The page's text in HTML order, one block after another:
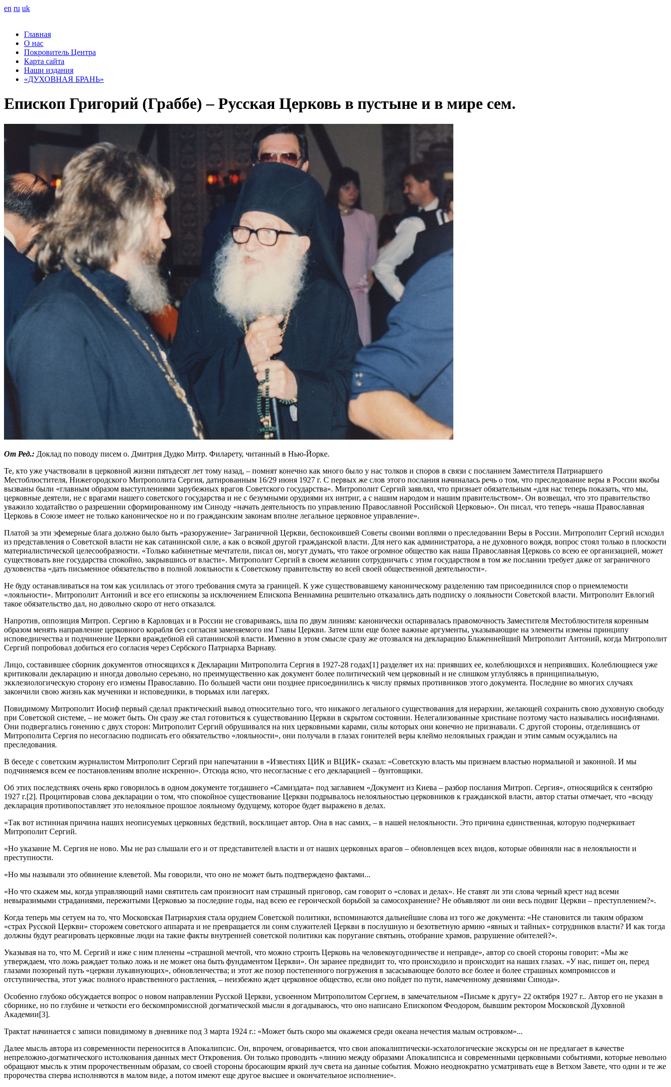
en ru uk
Главная
О нас
Покровитель Центра
Карта сайта
Наши издания
«ДУХОВНАЯ БРАНЬ»
Епископ Григорий (Граббе) – Русская Церковь в пустыне и в мире сем.
От Ред.: Доклад по поводу писем о. Дмитрия Дудко Митp. Филарету, читанный в Нью-Йорке.
Те, кто уже участвовали в церковной жизни пятьдесят лет тому назад, – помнят конечно как много было у нас толков и споров в связи с посланием Заместителя Патриаршего
Местоблюстителя, Нижегородского Митрополита Сергия, датированным 16/29 июня 1927 г. С первых же слов этого послания начиналась речь о том, что преследование веры в России якобы
вызваны были «главным образом выступлениями зарубежных врагов Советского государства». Митрополит Сергий заявлял, что признает обязательным «для нас теперь показать, что мы,
церковные деятели, не с врагами нашего советского государства и не с безумными орудиями их интриг, а с нашим народом и нашим правительством». Он возвещал, что это правительство
уважило ходатайство о разрешении сформированному им Синоду «начать деятельность по управлению Православной Российской Церковью». Он писал, что теперь «наша Православная
Церковь в Союзе имеет не только каноническое но и по гражданским законам вполне легальное церковное управление».
Платой за эти эфемерные блага должно было быть «разоружение» Заграничной Церкви, беспокоившей Советы своими воплями о преследовании Веры в России. Митрополит Сергий исходил
из представления о Советской власти не как сатанинской силе, а как о всякой другой гражданской власти. Для него как администратора, а не духовного вождя, вопрос стоял только в плоскости
материалистической целесообразности. «Только кабинетные мечтатели, писал он, могут думать, что такое огромное общество как наша Православная Церковь со всею ее организацией, может
существовать вне государства спокойно, закрывшись от власти». Митрополит Сергий в своем желании сотрудничать с этим государством в том же послании требует даже от заграничного
духовенства «дать письменное обязательство в полной лояльности к Советскому правительству во всей своей общественной деятельности».
Не буду останавливаться на том как усилилась от этого требования смута за границей. К уже существовавшему каноническому разделению там присоединился спор о приемлемости
«лояльности». Митрополит Антоний и все его епископы за исключением Епископа Вениамина решительно отказались дать подписку о лояльности Советской власти. Митрополит Евлогий
такое обязательство дал, но довольно скоро от него отказался.
Напротив, оппозиция Митроп. Сергию в Карловцах и в России не сговариваясь, шла по двум линиям: канонически оспаривалась правомочность Заместителя Местоблюстителя коренным
образом менять направление церковного корабля без согласия заменяемого им Главы Церкви. Затем шли еще более важные аргументы, указывающие на элементы измены принципу
исповедничества и подчинение Церкви враждебной ей сатанинской власти. Именно в этом смысле сразу же отозвался на декларацию Блаженнейший Митрополит Антоний, когда Митрополит
Сергий попробовал добиться его согласия через Сербского Патриарха Варнаву.
Лицо, составившее сборник документов относящихся к Декларации Митрополита Сергия в 1927-28 годах[1] разделяет их на: приявших ее, колеблющихся и неприявших. Колеблющиеся уже
критиковали декларацию и иногда довольно сереьзно, но преимущественно как документ более политический чем церковный и не слишком углубляясь в принципиальную,
экклезиологическую сторону его измены Православию. По большей части они позднее присоединились к числу прямых противников этого документа. Последние во многих случаях
закончили свою жизнь как мученики и исповедники, в тюрьмах или лагерях.
Повидимому Митрополит Иосиф первый сделал практический вывод относительно того, что никакого легального существования для иерархии, желающей сохранить свою духовную свободу
при Советской системе, – не может быть. Он сразу же стал готовиться к существованию Церкви в скрытом состоянии. Нелегализованные христиане поэтому часто назывались иосифлянами.
Они подвергались гонению с двух сторон: Митрополит Сергий обрушивался на них церковными карами, силы которых они конечно не признавали. С другой стороны, отделившись от
Митрополита Сергия по несогласию подписать его обязательство «лояльности», они получали в глазах гонителей веры клеймо нелояльных граждан и этим самым осуждались на
преследования.
В беседе с советским журналистом Митрополит Сергий при напечатании в «Известиях ЦИК и ВЦИК» сказал: «Советскую власть мы признаем властью нормальной и законной. И мы
подчиняемся всем ее постановлениям вполне искренно». Отсюда ясно, что несогласные с его декларацией – бунтовщики.
Об этих последствиях очень ярко говорилось в одном документе тогдашнего «Самиздата» под заглавием «Документ из Киева – разбор послания Митроп. Сергия», относящийся к сентябрю
1927 г.[2]. Процитировав слова декларации о том, что спокойное существование Церкви подрывалось нелояльностью церковников к гражданской власти, автор статьи отмечает, что «всюду
декларация противопоставляет это нелояльное прошлое лояльному будущему, которое будет выражено в делах.
«Так вот истинная причина наших неописуемых церковных бедствий, восклицает автор. Она в нас самих, – в нашей нелояльности. Это причина единственная, которую подчеркивает
Митрополит Сергий.
«Но указание М. Сергия не ново. Мы не раз слышали его и от представителей власти и от наших церковных врагов – обновленцев всех видов, которые обвиняли нас в нелояльности и
преступности.
«Но мы называли это обвинение клеветой. Мы говорили, что оно не может быть подтверждено фактами...
«Но что скажем мы, когда управляющий нами святитель сам произносит нам страшный приговор, сам говорит о «словах и делах». Не ставят ли эти слова черный крест над всеми
невыразимыми страданиями, пережитыми Церковью за последние годы, над всею ее героической борьбой за самосохранение? Не объявляют ли они весь подвиг Церкви – преступлением?».
Когда теперь мы сетуем на то, что Московская Патриархия стала орудием Советской политики, вспоминаются дальнейшие слова из того же документа: «Не становится ли таким образом
«страх Русской Церкви» сторожем советского аппарата и не превращается ли сонм служителей Церкви в послушную и безответную армию «явных и тайных» сотрудников власти? И как тогда
должны будут реагировать церковные люди на такие факты внутренней советской политики как поругание святынь, отобрание храмов, разрушение обителей?».
Указывая на то, что М. Сергий и иже с ним пленены «страшной мечтой, что можно строить Церковь на человекоугодничестве и неправде», автор со своей стороны говорит: «Мы же
утверждаем, что ложь раждает только ложь и не может она быть фундаментом Церкви». Он заранее предвидит то, что происходило и происходит на наших глазах. «У нас, пишет он, перед
глазами позорный путь «церкви лукавнующих», обновленчества; и этот же позор постепенного погружения в засасывающее болото все более и более страшных компромиссов и
отступничества, этот ужас полного нравственного растления, – неизбежно ждет церковное общество, если оно пойдет по пути, намеченному деяниями Синода».
Особенно глубоко обсуждается вопрос о новом направлении Русской Церкви, усвоенном Митрополитом Сергием, в замечательном «Письме к другу» 22 октября 1927 г.. Автор его не указан в
сборнике, но по глубине и четкости его бескомпромиссной догматической мысли я догадываюсь, что оно написано Епископом Феодором, бывшим ректором Московской Духовной
Академии[3].
Трактат начинается с записи повидимому в дневнике под 3 марта 1924 г.: «Может быть скоро мы окажемся среди океана нечестия малым островком»...
Далее мысль автора из современности переносится в Апокалипсис. Он, впрочем, оговаривается, что свои апокалиптически-эсхатологические экскурсы он не предлагает в качестве
непреложно-догматического истолкования данных мест Откровения. Он только проводить «линию между образами Апокалипсиса и современными церковными событиями, которые невольно
обращают мысль к этим пророчественным образам, со своей стороны бросающим яркий луч света на данные события. Можно неоднократно усматривать еще в Ветхом Завете, что одни и те же
пророчества сперва исполняются в малом виде, а потом имеют еще другое высшее и окончательное исполнение».